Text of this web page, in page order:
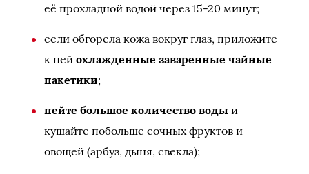
её прохладной водой через 15-20 минут;
если обгорела кожа вокруг глаз, приложите
к ней охлажденные заваренные чайные
пакетики;
пейте большое количество воды и
кушайте побольше сочных фруктов и
овощей (арбуз, дыня, свекла);